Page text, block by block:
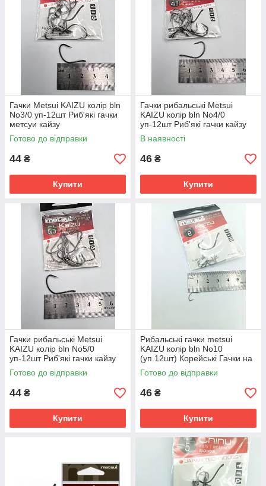
Гачки Metsui KAIZU колір bln
No3/0 уп-12шт Риб'які гачки
метсуи кайзу
Готово до відправки
44 ₴
Купити
Гачки рибальські Metsui
KAIZU колір bln No4/0
уп-12шт Риб'які гачки кайзу
тетсуи
В наявності
46 ₴
Купити
Гачки рибальські Metsui
KAIZU колір bln No5/0
уп-12шт Риб'які гачки кайзу
Готово до відправки
44 ₴
Купити
Рибальські гачки metsui
KAIZU колір bln No10
(уп.12шт) Корейські Гачки на
карася
Готово до відправки
46 ₴
Купити